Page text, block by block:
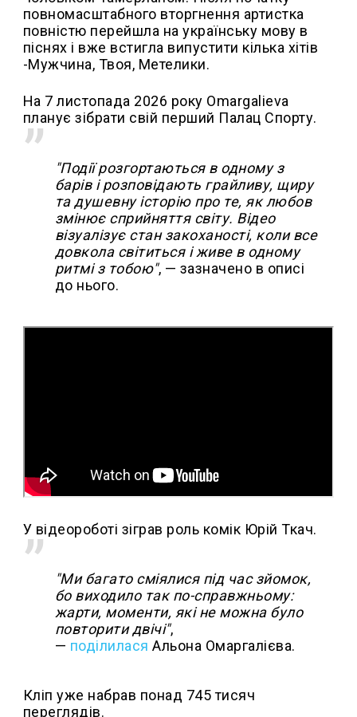
повномасштабного вторгнення артистка
повністю перейшла на українську мову в
піснях і вже встигла випустити кілька хітів
-Мужчина, Твоя, Метелики.
На 7 листопада 2026 року Omargalieva
планує зібрати свій перший Палац Спорту.
"Події розгортаються в одному з
барів і розповідають грайливу, щиру
та душевну історію про те, як любов
змінює сприйняття світу. Відео
візуалізує стан закоханості, коли все
довкола світиться і живе в одному
ритмі з тобою", — зазначено в описі
до нього.
У відеороботі зіграв роль комік Юрій Ткач.
"Ми багато сміялися під час зйомок,
бо виходило так по-справжньому:
жарти, моменти, які не можна було
повторити двічі",
— поділиласяАльона Омаргалієва.
Кліп уже набрав понад 745 тисяч
переглядів.